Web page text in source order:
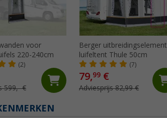
voor
220-240cm
(2)
599,- €
Berger uitbreidingselement
luifeltent Thule 50cm
(7)
79,99 €
Adviesprijs 82,99 €